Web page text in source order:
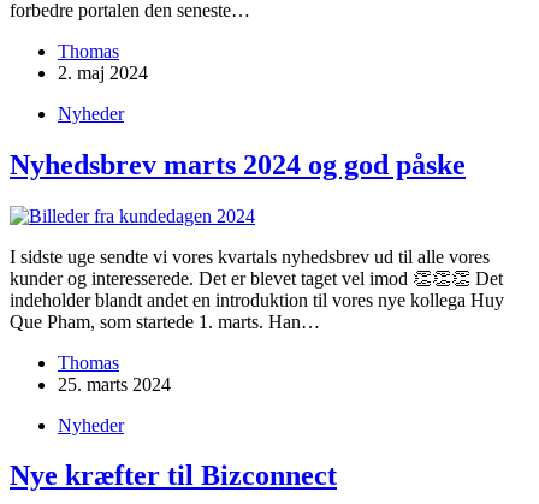
forbedre portalen den seneste…
Thomas
2. maj 2024
Nyheder
Nyhedsbrev marts 2024 og god påske
I sidste uge sendte vi vores kvartals nyhedsbrev ud til alle vores
kunder og interesserede. Det er blevet taget vel imod 👏👏👏 Det
indeholder blandt andet en introduktion til vores nye kollega Huy
Que Pham, som startede 1. marts. Han…
Thomas
25. marts 2024
Nyheder
Nye kræfter til Bizconnect